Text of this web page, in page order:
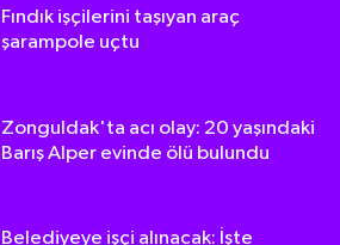
Fındık işçilerini taşıyan araç
şarampole uçtu
Zonguldak'ta acı olay: 20 yaşındaki
Barış Alper evinde ölü bulundu
Belediyeye işçi alınacak: İşte